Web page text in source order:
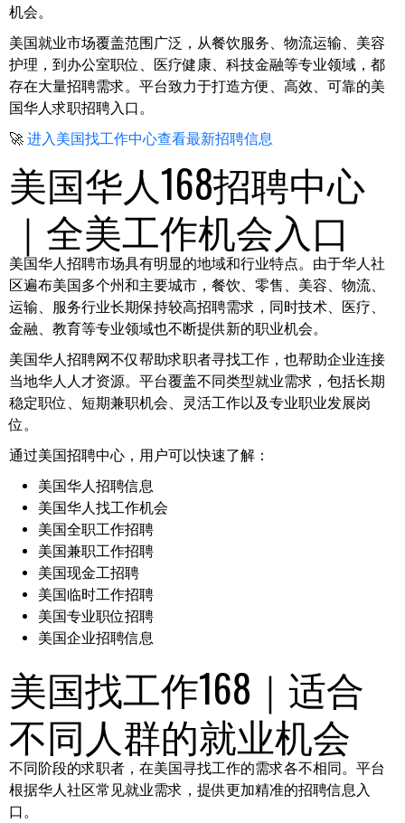
机会。
美国就业市场覆盖范围广泛，从餐饮服务、物流运输、美容
护理，到办公室职位、医疗健康、科技金融等专业领域，都
存在大量招聘需求。平台致力于打造方便、高效、可靠的美
国华人求职招聘入口。
🚀 进入美国找工作中心查看最新招聘信息
美国华人168招聘中心
｜全美工作机会入口
美国华人招聘市场具有明显的地域和行业特点。由于华人社
区遍布美国多个州和主要城市，餐饮、零售、美容、物流、
运输、服务行业长期保持较高招聘需求，同时技术、医疗、
金融、教育等专业领域也不断提供新的职业机会。
美国华人招聘网不仅帮助求职者寻找工作，也帮助企业连接
当地华人人才资源。平台覆盖不同类型就业需求，包括长期
稳定职位、短期兼职机会、灵活工作以及专业职业发展岗
位。
通过美国招聘中心，用户可以快速了解：
美国华人招聘信息
美国华人找工作机会
美国全职工作招聘
美国兼职工作招聘
美国现金工招聘
美国临时工作招聘
美国专业职位招聘
美国企业招聘信息
美国找工作168｜适合
不同人群的就业机会
不同阶段的求职者，在美国寻找工作的需求各不相同。平台
根据华人社区常见就业需求，提供更加精准的招聘信息入
口。